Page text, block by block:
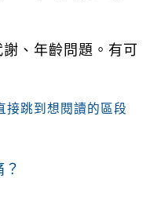
、年齡問題。有可
接跳到想閱讀的區段